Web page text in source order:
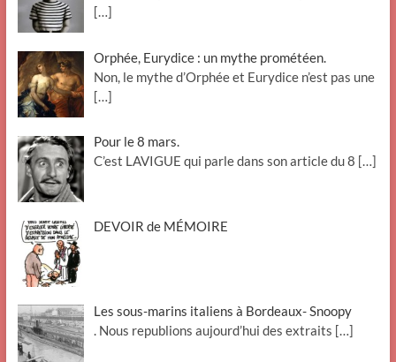
[…]
Orphée, Eurydice : un mythe prométéen.
Non, le mythe d’Orphée et Eurydice n’est pas une
[…]
Pour le 8 mars.
C’est LAVIGUE qui parle dans son article du 8 […]
DEVOIR de MÉMOIRE
Les sous-marins italiens à Bordeaux- Snoopy
. Nous republions aujourd’hui des extraits […]